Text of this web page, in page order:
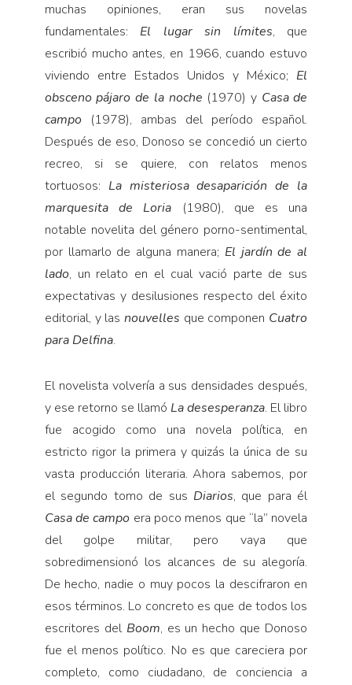
muchas opiniones, eran sus novelas
fundamentales: El lugar sin límites, que
escribió mucho antes, en 1966, cuando estuvo
viviendo entre Estados Unidos y México; El
obsceno pájaro de la noche (1970) y Casa de
campo (1978), ambas del período español.
Después de eso, Donoso se concedió un cierto
recreo, si se quiere, con relatos menos
tortuosos: La misteriosa desaparición de la
marquesita de Loria
(1980), que es una
notable novelita del género porno-sentimental,
por llamarlo de alguna manera; El jardín de al
lado, un relato en el cual vació parte de sus
expectativas y desilusiones respecto del éxito
editorial, y las nouvelles que componen Cuatro
para Delfina.
El novelista volvería a sus densidades después,
y ese retorno se llamó La desesperanza. El libro
fue acogido como una novela política, en
estricto rigor la primera y quizás la única de su
vasta producción literaria. Ahora sabemos, por
el segundo tomo de sus Diarios, que para él
Casa de campo era poco menos que “la” novela
del golpe militar, pero vaya que
sobredimensionó los alcances de su alegoría.
De hecho, nadie o muy pocos la descifraron en
esos términos. Lo concreto es que de todos los
escritores del Boom, es un hecho que Donoso
fue el menos político. No es que careciera por
completo, como ciudadano, de conciencia a